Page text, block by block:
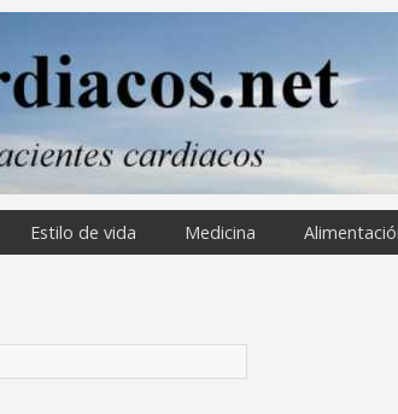
Estilo de vida Medicina